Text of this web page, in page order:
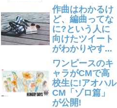
作曲はわかるけ
ど、編曲ってな
に?という人に
向けたツイート
がわかりやす...
ワンピースのキ
ャラがCMで高
校生に!アオハル
CM「ゾロ篇」
が公開!